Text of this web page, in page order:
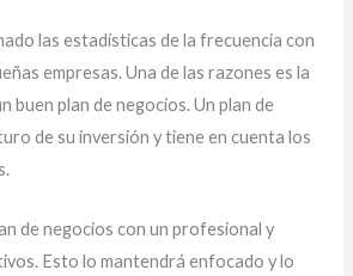
las estadísticas de la frecuencia con
empresas. Una de las razones es la
buen plan de negocios. Un plan de
de su inversión y tiene en cuenta los
de negocios con un profesional y
Esto lo mantendrá enfocado y lo